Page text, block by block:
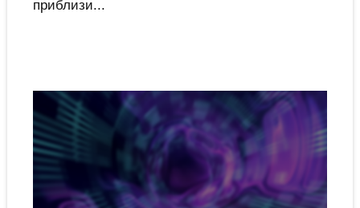
приблизи...